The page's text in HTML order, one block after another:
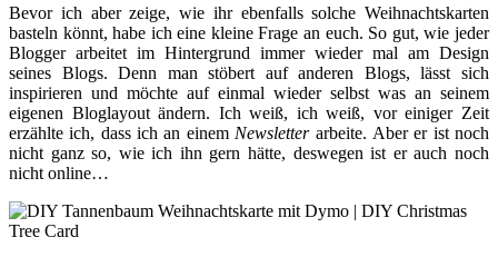
Bevor ich aber zeige, wie ihr ebenfalls solche Weihnachtskarten
basteln könnt, habe ich eine kleine Frage an euch. So gut, wie jeder
Blogger arbeitet im Hintergrund immer wieder mal am Design
seines Blogs. Denn man stöbert auf anderen Blogs, lässt sich
inspirieren und möchte auf einmal wieder selbst was an seinem
eigenen Bloglayout ändern. Ich weiß, ich weiß, vor einiger Zeit
erzählte ich, dass ich an einem Newsletterarbeite. Aber er ist noch
nicht ganz so, wie ich ihn gern hätte, deswegen ist er auch noch
nicht online…